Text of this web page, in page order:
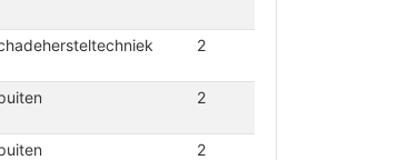
2
2
2